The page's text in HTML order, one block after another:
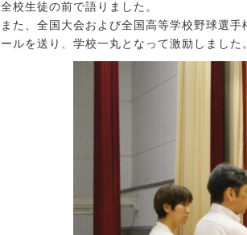
全校生徒の前で語りました。
また、全国大会および全国高等学校野球選
ールを送り、学校一丸となって激励しました